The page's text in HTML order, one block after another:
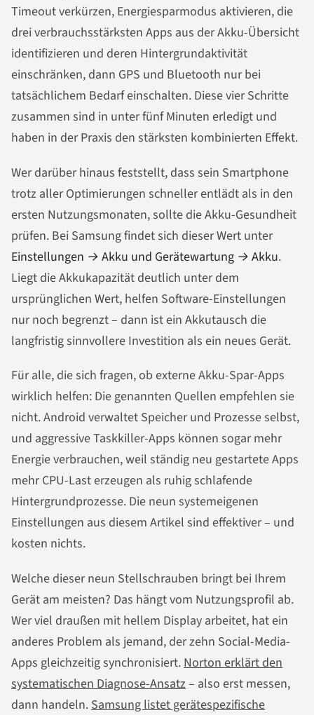
Timeout verkürzen, Energiesparmodus aktivieren, die
drei verbrauchsstärksten Apps aus der Akku-Übersicht
identifizieren und deren Hintergrundaktivität
einschränken, dann GPS und Bluetooth nur bei
tatsächlichem Bedarf einschalten. Diese vier Schritte
zusammen sind in unter fünf Minuten erledigt und
haben in der Praxis den stärksten kombinierten Effekt.
Wer darüber hinaus feststellt, dass sein Smartphone
trotz aller Optimierungen schneller entlädt als in den
ersten Nutzungsmonaten, sollte die Akku-Gesundheit
prüfen. Bei Samsung findet sich dieser Wert unter
Einstellungen → Akku und Gerätewartung → Akku.
Liegt die Akkukapazität deutlich unter dem
ursprünglichen Wert, helfen Software-Einstellungen
nur noch begrenzt – dann ist ein Akkutausch die
langfristig sinnvollere Investition als ein neues Gerät.
Für alle, die sich fragen, ob externe Akku-Spar-Apps
wirklich helfen: Die genannten Quellen empfehlen sie
nicht. Android verwaltet Speicher und Prozesse selbst,
und aggressive Taskkiller-Apps können sogar mehr
Energie verbrauchen, weil ständig neu gestartete Apps
mehr CPU-Last erzeugen als ruhig schlafende
Hintergrundprozesse. Die neun systemeigenen
Einstellungen aus diesem Artikel sind effektiver – und
kosten nichts.
Welche dieser neun Stellschrauben bringt bei Ihrem
Gerät am meisten? Das hängt vom Nutzungsprofil ab.
Wer viel draußen mit hellem Display arbeitet, hat ein
anderes Problem als jemand, der zehn Social-Media-
Apps gleichzeitig synchronisiert.Norton erklärt den
systematischen Diagnose-Ansatz– also erst messen,
dann handeln.Samsung listet gerätespezifische